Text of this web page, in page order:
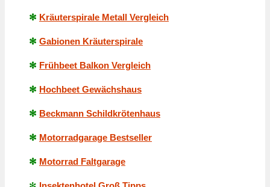
✻ Kräuterspirale Metall Vergleich
✻ Gabionen Kräuterspirale
✻ Frühbeet Balkon Vergleich
✻ Hochbeet Gewächshaus
✻ Beckmann Schildkrötenhaus
✻ Motorradgarage Bestseller
✻ Motorrad Faltgarage